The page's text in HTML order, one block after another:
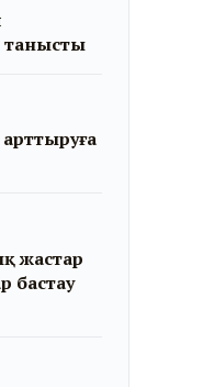
танысты
жастар
бастау